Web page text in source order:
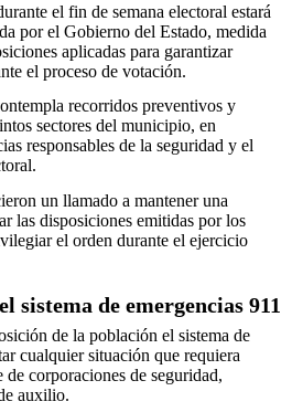
el fin de semana electoral estará
por el Gobierno del Estado, medida
aplicadas para garantizar
el proceso de votación.
recorridos preventivos y
sectores del municipio, en
responsables de la seguridad y el
un llamado a mantener una
las disposiciones emitidas por los
el orden durante el ejercicio
sistema de emergencias 911
de la población el sistema de
cualquier situación que requiera
corporaciones de seguridad,
auxilio.